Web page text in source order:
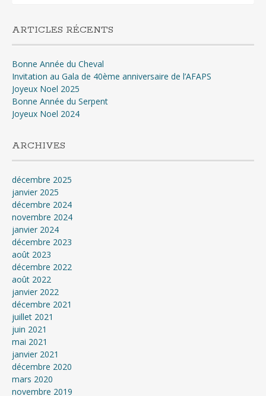
ARTICLES RÉCENTS
Bonne Année du Cheval
Invitation au Gala de 40ème anniversaire de l’AFAPS
Joyeux Noel 2025
Bonne Année du Serpent
Joyeux Noel 2024
ARCHIVES
décembre 2025
janvier 2025
décembre 2024
novembre 2024
janvier 2024
décembre 2023
août 2023
décembre 2022
août 2022
janvier 2022
décembre 2021
juillet 2021
juin 2021
mai 2021
janvier 2021
décembre 2020
mars 2020
novembre 2019